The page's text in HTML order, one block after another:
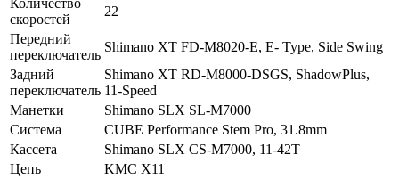
скоростей
22
Передний
переключатель
Shimano XT FD-M8020-E, E- Type, Side Swing
Задний
переключатель
Shimano XT RD-M8000-DSGS, ShadowPlus,
11-Speed
Манетки
Shimano SLX SL-M7000
Система
CUBE Performance Stem Pro, 31.8mm
Кассета
Shimano SLX CS-M7000, 11-42T
Цепь
KMC X11